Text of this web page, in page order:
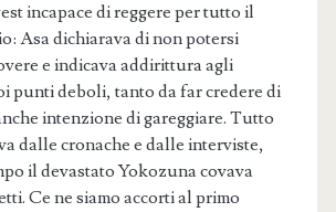
incapace di reggere per tutto il
Asa dichiarava di non potersi
e indicava addirittura agli
punti deboli, tanto da far credere di
intenzione di gareggiare. Tutto
dalle cronache e dalle interviste,
il devastato Yokozuna covava
Ce ne siamo accorti al primo